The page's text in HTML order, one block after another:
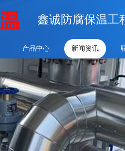
鑫诚防腐保温工
产品中心 新闻资讯